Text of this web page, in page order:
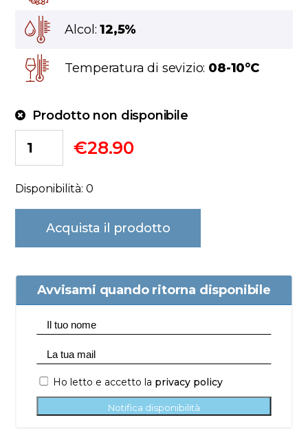
Alcol:12,5%
Temperatura di sevizio: 08-10°C
Prodotto non disponibile
€28.90
Disponibilità: 0
Acquista il prodotto
Avvisami quando ritorna disponibile
Ho letto e accetto la privacy policy
Notifica disponibilità